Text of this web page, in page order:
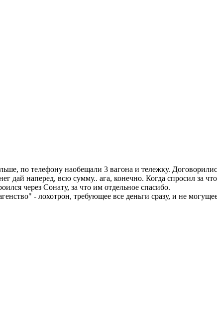
по телефону наобещали 3 вагона и тележку.
дай наперед, всю сумму.. ага, конечно. Когда спросил за
через Сонату, за что им отдельное спасибо.
- лохотрон, требующее все деньги сразу, и не